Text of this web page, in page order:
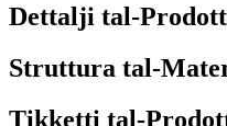
Dettalji tal-Prodott
Struttura tal-
Tikketti tal-